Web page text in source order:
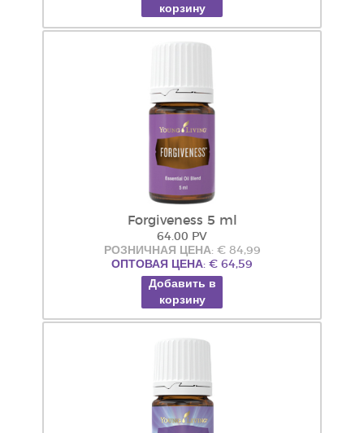
корзину
Forgiveness 5 ml
64.00 PV
РОЗНИЧНАЯ ЦЕНА: € 84,99
ОПТОВАЯ ЦЕНА: € 64,59
Добавить в
корзину